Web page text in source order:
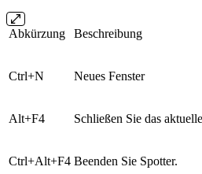
Abkürzung Beschreibung
Ctrl+N Neues Fenster
Alt+F4 Schließen Sie das
Ctrl+Alt+F4 Beenden Sie Spotter.